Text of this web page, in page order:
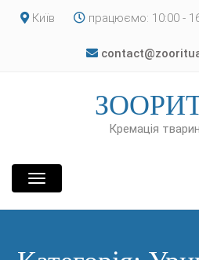
Skip
Київ працюємо: 10:00 -
Кремація